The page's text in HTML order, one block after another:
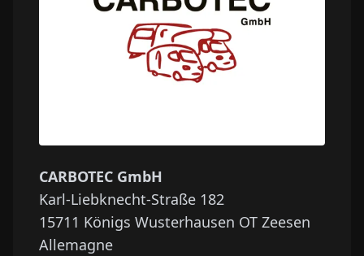
CARBOTEC GmbH
Karl-Liebknecht-Straße 182
15711 Königs Wusterhausen OT Zeesen
Allemagne